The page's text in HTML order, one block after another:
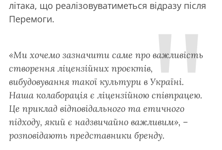
літака, що реалізовуватиметься відразу після
Перемоги.
«Ми хочемо зазначити саме про важливість
створення ліцензійних проєктів,
вибудовування такої культури в Україні.
Наша колаборація є ліцензійною співпрацею.
Це приклад відповідального та етичного
підходу, який є надзвичайно важливим», –
розповідають представники бренду.